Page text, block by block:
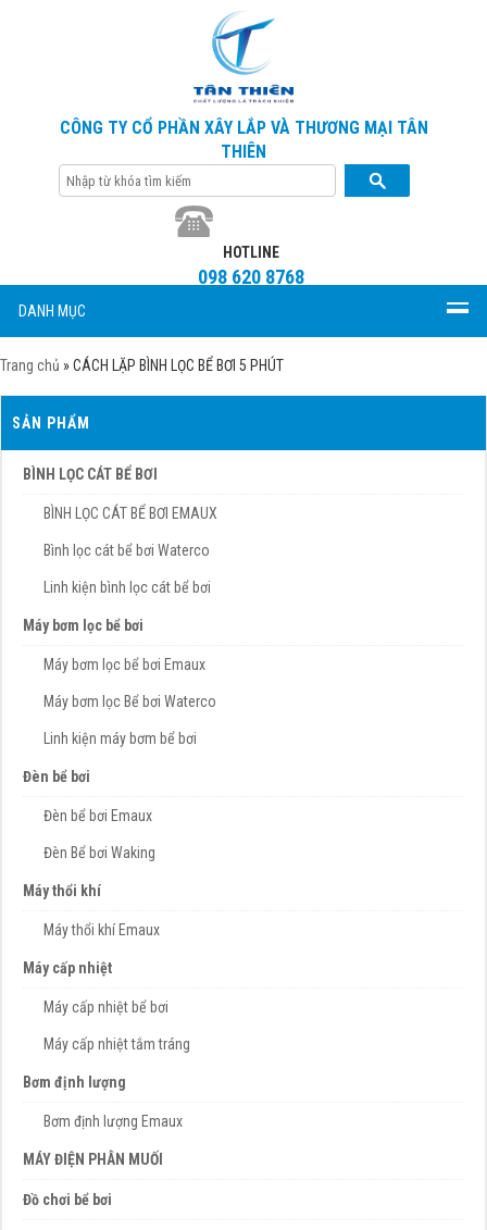
CÔNG TY CỔ PHẦN XÂY LẮP VÀ THƯƠNG MẠI TÂN
THIÊN
HOTLINE
098 620 8768
DANH MỤC
Trang chủ »CÁCH LẶP BÌNH LỌC BỂ BƠI 5 PHÚT
SẢN PHẨM
BÌNH LỌC CÁT BỂ BƠI
BÌNH LỌC CÁT BỂ BƠI EMAUX
Bình lọc cát bể bơi Waterco
Linh kiện bình lọc cát bể bơi
Máy bơm lọc bể bơi
Máy bơm lọc bể bơi Emaux
Máy bơm lọc Bể bơi Waterco
Linh kiện máy bơm bể bơi
Đèn bể bơi
Đèn bể bơi Emaux
Đèn Bể bơi Waking
Máy thổi khí
Máy thổi khí Emaux
Máy cấp nhiệt
Máy cấp nhiệt bể bơi
Máy cấp nhiệt tắm tráng
Bơm định lượng
Bơm định lượng Emaux
MÁY ĐIỆN PHÂN MUỐI
Đồ chơi bể bơi